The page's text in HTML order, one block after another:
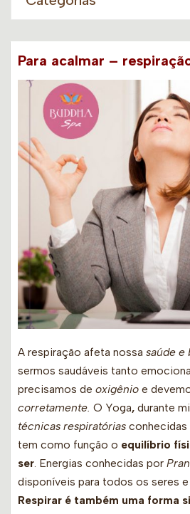
Para acalmar –
A respiração afeta nossa saúde e
sermos saudáveis tanto
precisamos de oxigênio e
corretamente. O Yoga, durante
técnicas respiratórias conhecidas
tem como função o equilíbrio
ser. Energias conhecidas por
disponíveis para todos os seres
Respirar é também uma forma